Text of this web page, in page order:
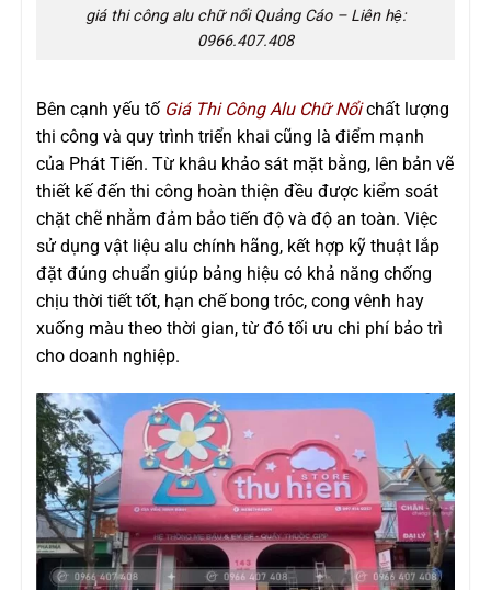
giá thi công alu chữ nổi Quảng Cáo – Liên hệ:
0966.407.408
Bên cạnh yếu tố Giá Thi Công Alu Chữ Nổichất lượng
thi công và quy trình triển khai cũng là điểm mạnh
của Phát Tiến. Từ khâu khảo sát mặt bằng, lên bản vẽ
thiết kế đến thi công hoàn thiện đều được kiểm soát
chặt chẽ nhằm đảm bảo tiến độ và độ an toàn. Việc
sử dụng vật liệu alu chính hãng, kết hợp kỹ thuật lắp
đặt đúng chuẩn giúp bảng hiệu có khả năng chống
chịu thời tiết tốt, hạn chế bong tróc, cong vênh hay
xuống màu theo thời gian, từ đó tối ưu chi phí bảo trì
cho doanh nghiệp.